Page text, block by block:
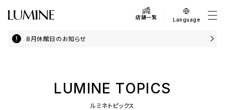
店舗一覧 Language
8月休館日のお知らせ
LUMINE TOPICS
ルミネトピックス